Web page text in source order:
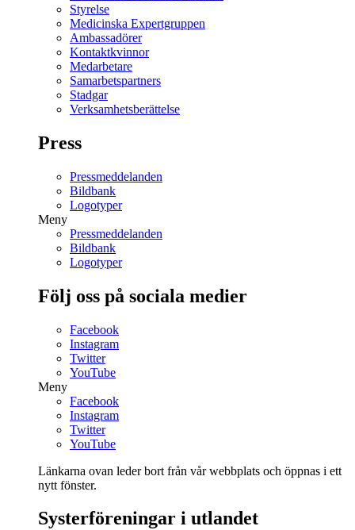
Styrelse
Medicinska Expertgruppen
Ambassadörer
Kontaktkvinnor
Medarbetare
Samarbetspartners
Stadgar
Verksamhetsberättelse
Press
Pressmeddelanden
Bildbank
Logotyper
Meny
Pressmeddelanden
Bildbank
Logotyper
Följ oss på sociala medier
Facebook
Instagram
Twitter
YouTube
Meny
Facebook
Instagram
Twitter
YouTube
Länkarna ovan leder bort från vår webbplats och öppnas i ett
nytt fönster.
Systerföreningar i utlandet